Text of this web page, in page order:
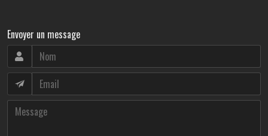
Envoyer un message